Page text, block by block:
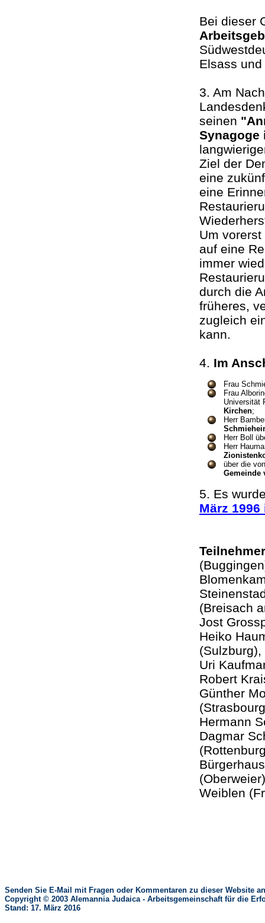
Bei dieser
Elsass
3. Am
seinen
Synagoge
Ziel der
eine
eine
Um
auf eine
immer
durch die
früheres,
zugleich
kann.
4. Im
Frau
Frau
Universität
Kirchen;
Herr
Herr Boll
Herr
über die
Gemeinde
5. Es
März
(Breisach
Jost
Heiko
Uri
Robert
Günther
Hermann
Dagmar
Weiblen
Senden Sie E-Mail mit Fragen oder Kommentaren zu dieser Website
Copyright © 2003 Alemannia Judaica - Arbeitsgemeinschaft für die
Stand: 17. März 2016